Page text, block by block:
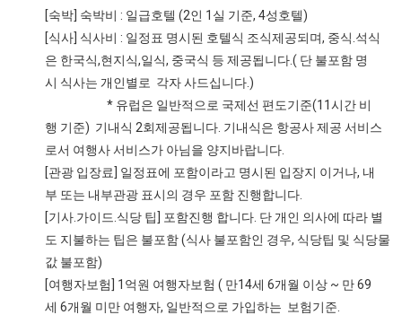
[숙박] 숙박비 : 일급호텔 (2인 1실 기준, 4성호텔)
[식사] 식사비 : 일정표 명시된 호텔식 조식제공되며, 중식.석식
은 한국식,현지식,일식, 중국식 등 제공됩니다.( 단 불포함 명
시 식사는 개인별로 각자 사드십니다.)
* 유럽은 일반적으로 국제선 편도기준(11시간 비
행 기준) 기내식 2회제공됩니다. 기내식은 항공사 제공 서비스
로서 여행사 서비스가 아님을 양지바랍니다.
[관광 입장료] 일정표에 포함이라고 명시된 입장지 이거나, 내
부 또는 내부관광 표시의 경우 포함 진행합니다.
[기사.가이드.식당 팁] 포함진행 합니다. 단 개인 의사에 따라 별
도 지불하는 팁은 불포함 (식사 불포함인 경우, 식당팁 및 식당물
값 불포함)
[여행자보험] 1억원 여행자보험 ( 만14세 6개월 이상 ~ 만 69
세 6개월 미만 여행자, 일반적으로 가입하는 보험기준.